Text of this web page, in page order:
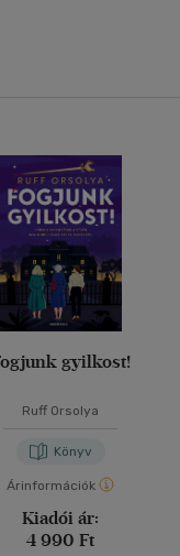
gyilkost!
Ruff Orsolya
Könyv
Árinformációk
Kiadói ár:
4 990 Ft